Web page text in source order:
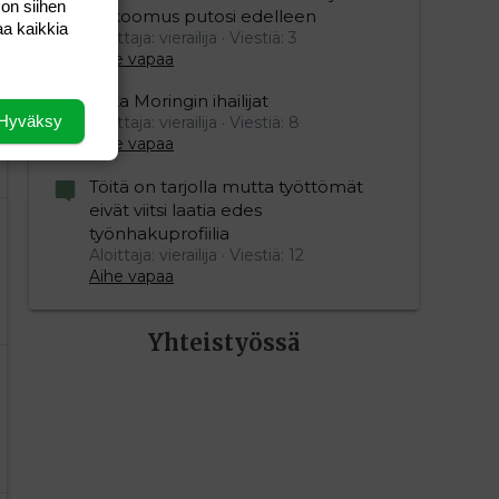
kokoomus putosi edelleen
Aloittaja: vierailija
Viestiä: 3
Aihe vapaa
Mika Moringin ihailijat
Aloittaja: vierailija
Viestiä: 8
Aihe vapaa
Töitä on tarjolla mutta työttömät
eivät viitsi laatia edes
työnhakuprofiilia
Aloittaja: vierailija
Viestiä: 12
Aihe vapaa
Yhteistyössä
siihen
kaikkia